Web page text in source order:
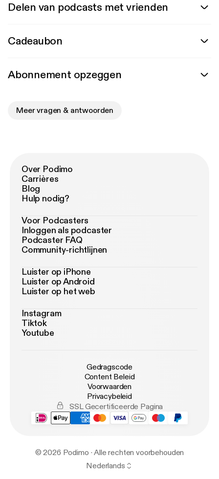
Delen van podcasts met vrienden
Cadeaubon
Abonnement opzeggen
Meer vragen & antwoorden
Over Podimo
Carrières
Blog
Hulp nodig?
Voor Podcasters
Inloggen als podcaster
Podcaster FAQ
Community-richtlijnen
Luister op iPhone
Luister op Android
Luister op het web
Instagram
Tiktok
Youtube
Gedragscode
Content Beleid
Voorwaarden
Privacybeleid
SSL Gecertificeerde Pagina
© 2026 Podimo · Alle rechten voorbehouden
Nederlands